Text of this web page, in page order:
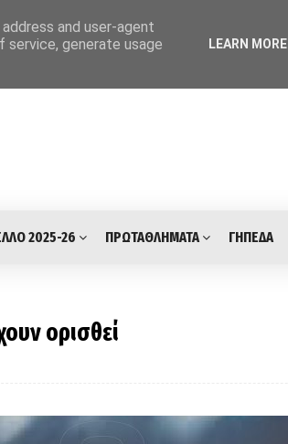
2025-26 ΠΡΩΤΑΘΛΗΜΑΤΑ ΓΗΠΕΔΑ
ορισθεί
and user-agent
service, generate usage
LEARN MORE